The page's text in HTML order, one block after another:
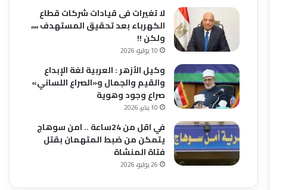
لا تغيرات فى قيادات شركات قطاع
الكهرباء بعد تحقيق المستهدف ،،،،
ولكن !!
10 يوليو، 2026
وكيل الأزهر : العربية لغة الإبداع
والقيم والجمال و«الصراع اللساني»
صراع وجود وهوية
10 يناير، 2026
في اقل من 24ساعة .. امن سوهاج
يتمكن من ضبط المتهمان بقتل
فتاة المنشاة
26 يوليو، 2026